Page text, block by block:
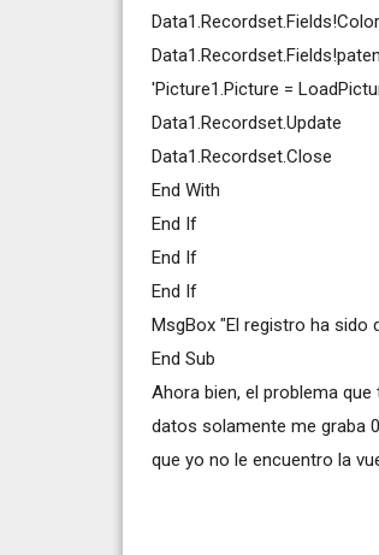
'Picture1.Picture =
Data1.Recordset.Update
Data1.Recordset.Close
End With
End If
End If
End If
MsgBox "El registro ha sido
End Sub
Ahora bien, el problema
datos solamente me graba
que yo no le encuentro la